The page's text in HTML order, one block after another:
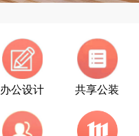
办公设计 共享公装